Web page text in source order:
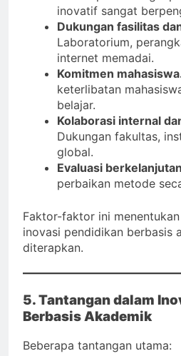
inovatif sangat
Dukungan fasilitas
Laboratorium,
internet memadai.
Komitmen
keterlibatan
belajar.
Kolaborasi internal
Dukungan fakultas,
global.
Evaluasi
perbaikan metode
Faktor-faktor ini
inovasi pendidikan berbasis
diterapkan.
5. Tantangan dalam
Berbasis Akademik
Beberapa tantangan utama: